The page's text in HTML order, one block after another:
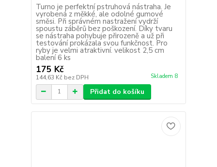
Turno je perfektní pstruhová nástraha. Je
vyrobená z měkké, ale odolné gumové
směsi. Při správném nastražení vydrží
spoustu záběrů bez poškození. Díky tvaru
se nástraha pohybuje přirozeně a už při
testování prokázala svou funkčnost. Pro
ryby je velmi atraktivní. velikost 2,5 cm
balení 6 ks
175 Kč
144,63 Kč bez DPH Skladem 8
Přidat do košíku